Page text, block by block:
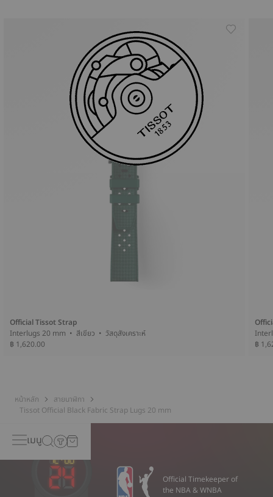
Official Tissot Strap
Interlugs 20 mm • สีเขียว • วัสดุสังเคราะห์
฿ 1,620.00
฿
หน้าหลัก
สายนาฬิกา
Tissot Official Black Fabric Strap Lugs 20 mm
เมนู
Official Timekeeper of
the NBA & WNBA